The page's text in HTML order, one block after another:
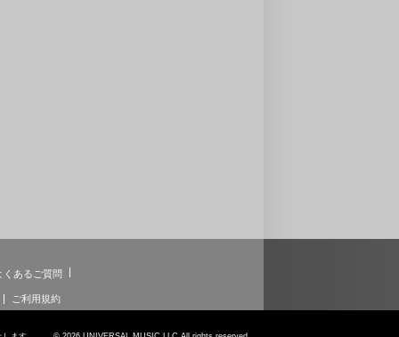
くあるご質問
ご利用規約